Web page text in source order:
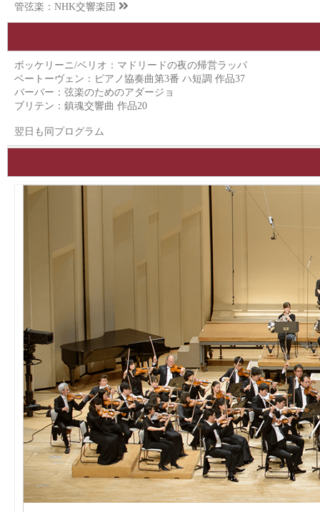
管弦楽： NHK交響楽団
ボッケリーニ/ベリオ：マドリードの夜の帰営ラッパ
ベートーヴェン：ピアノ協奏曲第3番 ハ短調 作品37
バーバー：弦楽のためのアダージョ
ブリテン：鎮魂交響曲 作品20
翌日も同プログラム